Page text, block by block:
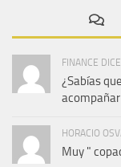
FINANCE
¿Sabías
HORACIO
Muy "